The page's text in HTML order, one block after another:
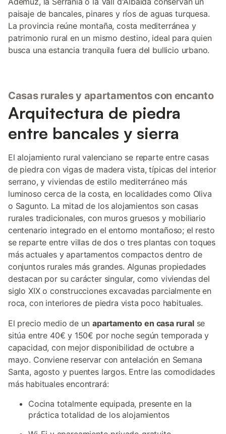
paisaje de bancales, pinares y ríos de aguas turquesa.
La provincia reúne montaña, costa mediterránea y
patrimonio rural en un mismo destino, ideal para quien
busca una estancia tranquila fuera del bullicio urbano.
Casas rurales y apartamentos con encanto
Arquitectura de piedra
entre bancales y sierra
El alojamiento rural valenciano se reparte entre casas
de piedra con vigas de madera vista, típicas del interior
serrano, y viviendas de estilo mediterráneo más
luminoso cerca de la costa, en localidades como Oliva
o Sagunto. La mitad de los alojamientos son casas
rurales tradicionales, con muros gruesos y mobiliario
centenario integrado en el entorno montañoso; el resto
se reparte entre villas de dos o tres plantas con toques
más actuales y apartamentos compactos dentro de
conjuntos rurales más grandes. Algunas propiedades
destacan por su carácter singular, como viviendas del
siglo XIX o construcciones excavadas parcialmente en
roca, con interiores de piedra vista poco habituales.
El precio medio de unapartamento en casa ruralse
sitúa entre 40€ y 150€ por noche según temporada y
capacidad, con mejor disponibilidad de octubre a
mayo. Conviene reservar con antelación en Semana
Santa, agosto y puentes largos. Entre las comodidades
más habituales encontrará:
Cocina totalmente equipada, presente en la
práctica totalidad de los alojamientos